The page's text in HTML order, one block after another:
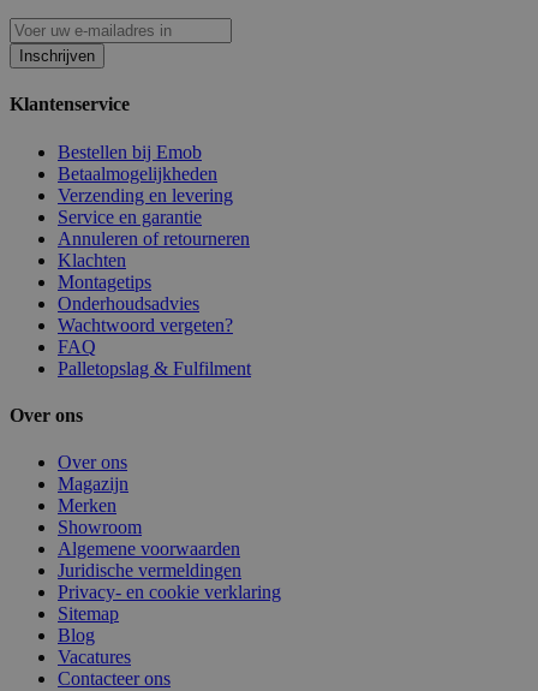
Inschrijven
Klantenservice
Bestellen bij Emob
Betaalmogelijkheden
Verzending en levering
Service en garantie
Annuleren of retourneren
Klachten
Montagetips
Onderhoudsadvies
Wachtwoord vergeten?
FAQ
Palletopslag & Fulfilment
Over ons
Over ons
Magazijn
Merken
Showroom
Algemene voorwaarden
Juridische vermeldingen
Privacy- en cookie verklaring
Sitemap
Blog
Vacatures
Contacteer ons